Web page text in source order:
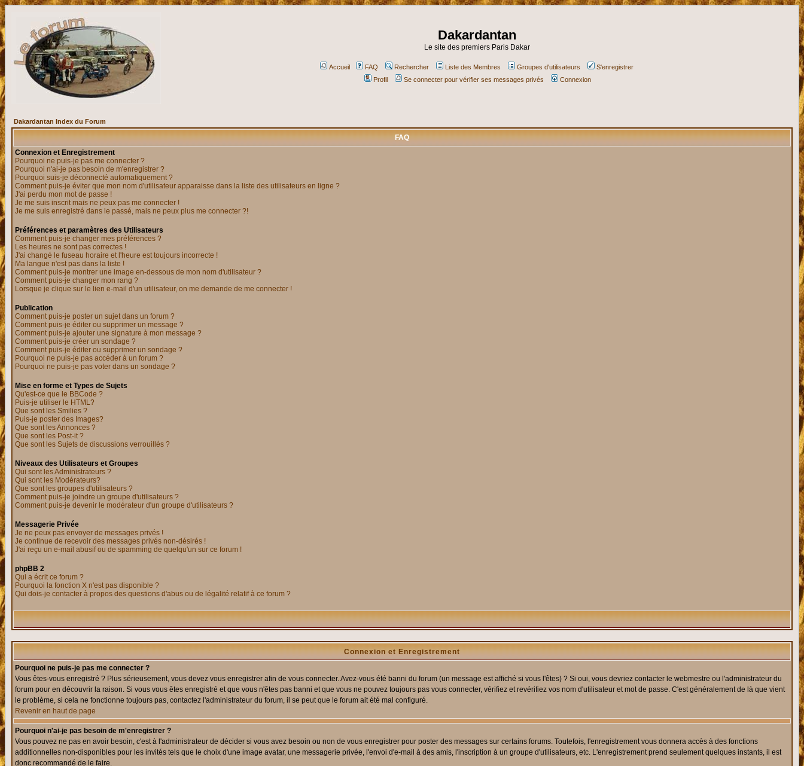
Dakardantan
Le site des premiers Paris Dakar
Accueil FAQ Rechercher Liste des Membres Groupes d'utilisateurs
S'enregistrer
Profil
Se connecter pour vérifier ses messages privés Connexion
Dakardantan Index du Forum
FAQ
Connexion et Enregistrement
Pourquoi ne puis-je pas me connecter ?
Pourquoi n'ai-je pas besoin de m'enregistrer ?
Pourquoi suis-je déconnecté automatiquement ?
Comment puis-je éviter que mon nom d'utilisateur apparaisse dans la liste des utilisateurs en ligne ?
J'ai perdu mon mot de passe !
Je me suis inscrit mais ne peux pas me connecter !
Je me suis enregistré dans le passé, mais ne peux plus me connecter ?!
Préférences et paramètres des Utilisateurs
Comment puis-je changer mes préférences ?
Les heures ne sont pas correctes !
J'ai changé le fuseau horaire et l'heure est toujours incorrecte !
Ma langue n'est pas dans la liste !
Comment puis-je montrer une image en-dessous de mon nom d'utilisateur ?
Comment puis-je changer mon rang ?
Lorsque je clique sur le lien e-mail d'un utilisateur, on me demande de me connecter !
Publication
Comment puis-je poster un sujet dans un forum ?
Comment puis-je éditer ou supprimer un message ?
Comment puis-je ajouter une signature à mon message ?
Comment puis-je créer un sondage ?
Comment puis-je éditer ou supprimer un sondage ?
Pourquoi ne puis-je pas accéder à un forum ?
Pourquoi ne puis-je pas voter dans un sondage ?
Mise en forme et Types de Sujets
Qu'est-ce que le BBCode ?
Puis-je utiliser le HTML?
Que sont les Smilies ?
Puis-je poster des Images?
Que sont les Annonces ?
Que sont les Post-it ?
Que sont les Sujets de discussions verrouillés ?
Niveaux des Utilisateurs et Groupes
Qui sont les Administrateurs ?
Qui sont les Modérateurs?
Que sont les groupes d'utilisateurs ?
Comment puis-je joindre un groupe d'utilisateurs ?
Comment puis-je devenir le modérateur d'un groupe d'utilisateurs ?
Messagerie Privée
Je ne peux pas envoyer de messages privés !
Je continue de recevoir des messages privés non-désirés !
J'ai reçu un e-mail abusif ou de spamming de quelqu'un sur ce forum !
phpBB 2
Qui a écrit ce forum ?
Pourquoi la fonction X n'est pas disponible ?
Qui dois-je contacter à propos des questions d'abus ou de légalité relatif à ce forum ?
Connexion et Enregistrement
Pourquoi ne puis-je pas me connecter ?
Vous êtes-vous enregistré ? Plus sérieusement, vous devez vous enregistrer afin de vous connecter. Avez-vous été banni du forum (un message est affiché si vous l'êtes) ? Si oui, vous devriez contacter le webmestre ou l'administrateur du
forum pour en découvrir la raison. Si vous vous êtes enregistré et que vous n'êtes pas banni et que vous ne pouvez toujours pas vous connecter, vérifiez et revérifiez vos nom d'utilisateur et mot de passe. C'est généralement de là que vient
le problème, si cela ne fonctionne toujours pas, contactez l'administrateur du forum, il se peut que le forum ait été mal configuré.
Revenir en haut de page
Pourquoi n'ai-je pas besoin de m'enregistrer ?
Vous pouvez ne pas en avoir besoin, c'est à l'administrateur de décider si vous avez besoin ou non de vous enregistrer pour poster des messages sur certains forums. Toutefois, l'enregistrement vous donnera accès à des fonctions
additionnelles non-disponibles pour les invités tels que le choix d'une image avatar, une messagerie privée, l'envoi d'e-mail à des amis, l'inscription à un groupe d'utilisateurs, etc. L'enregistrement prend seulement quelques instants, il est
donc recommandé de le faire.